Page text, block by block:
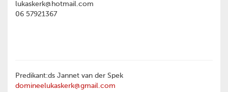
lukaskerk@hotmail.com
06 57921367
Predikant:ds Jannet van der Spek
domineelukaskerk@gmail.com